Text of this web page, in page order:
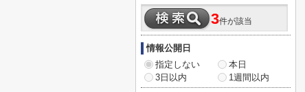
3件が該当
情報公開日
指定しない
本日
3日以内
1週間以内